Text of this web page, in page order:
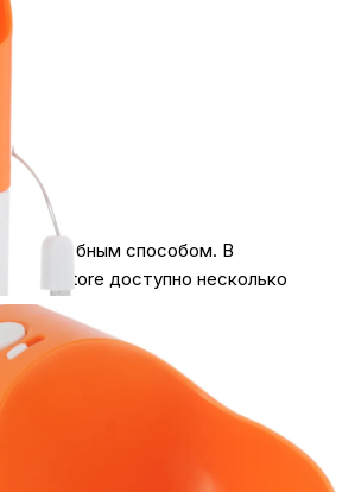
удобным способом. В
My Store доступно несколько
При покупке в магазине My Store
вы можете оплатить
Apple принимается только